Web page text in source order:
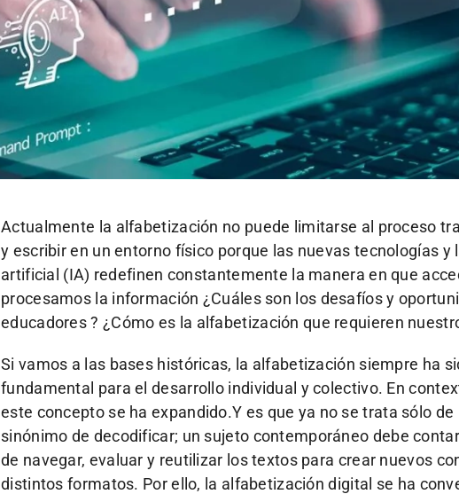
Actualmente la alfabetización no puede limitarse al proceso
y escribir en un entorno físico porque las nuevas tecnologías y
artificial (IA) redefinen constantemente la manera en que
procesamos la información ¿Cuáles son los desafíos y
educadores ? ¿Cómo es la alfabetización que requieren
Si vamos a las bases históricas, la alfabetización siempre ha
fundamental para el desarrollo individual y colectivo. En
este concepto se ha expandido.Y es que ya no se trata sólo de
sinónimo de decodificar; un sujeto contemporáneo debe
de navegar, evaluar y reutilizar los textos para crear nuevos
distintos formatos. Por ello, la alfabetización digital se ha